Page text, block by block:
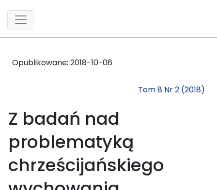
Opublikowane: 2018-10-06
Tom 8 Nr 2 (2018)
Z badań nad
problematyką
chrześcijańskiego